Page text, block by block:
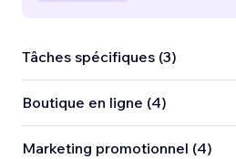
Tâches spécifiques (3)
Boutique en ligne (4)
Marketing promotionnel (4)